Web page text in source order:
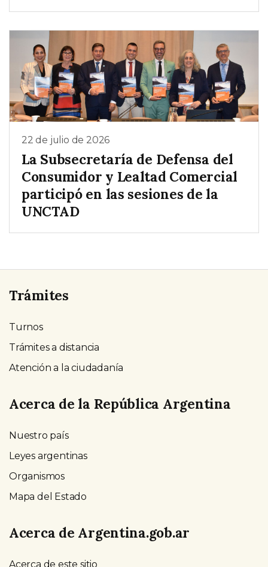
22 de julio de 2026
La Subsecretaría de Defensa del
Consumidor y Lealtad Comercial
participó en las sesiones de la
UNCTAD
Trámites
Turnos
Trámites a distancia
Atención a la ciudadanía
Acerca de la República Argentina
Nuestro país
Leyes argentinas
Organismos
Mapa del Estado
Acerca de Argentina.gob.ar
Acerca de este sitio